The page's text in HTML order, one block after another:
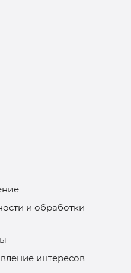
и обработки
интересов